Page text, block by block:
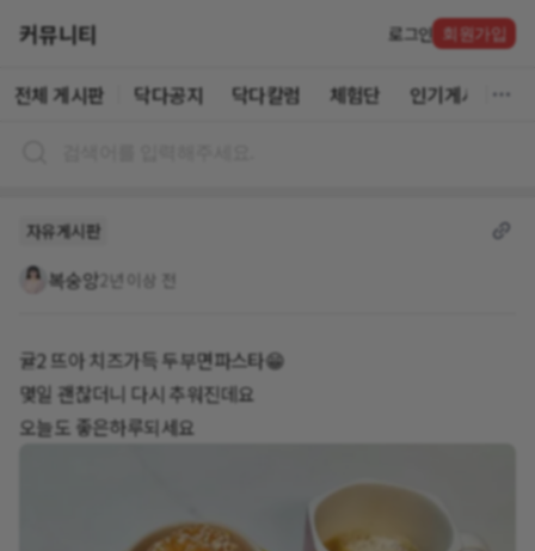
커뮤니티 로그인 회원가입
전체 게시판 닥다공지 닥다칼럼 체험단 인기게시글
자유게시판
복숭앙2년 이상 전
귤2 뜨아 치즈가득 두부면파스타😁
몇일 괜찮더니 다시 추워진데요
오늘도 좋은하루되세요